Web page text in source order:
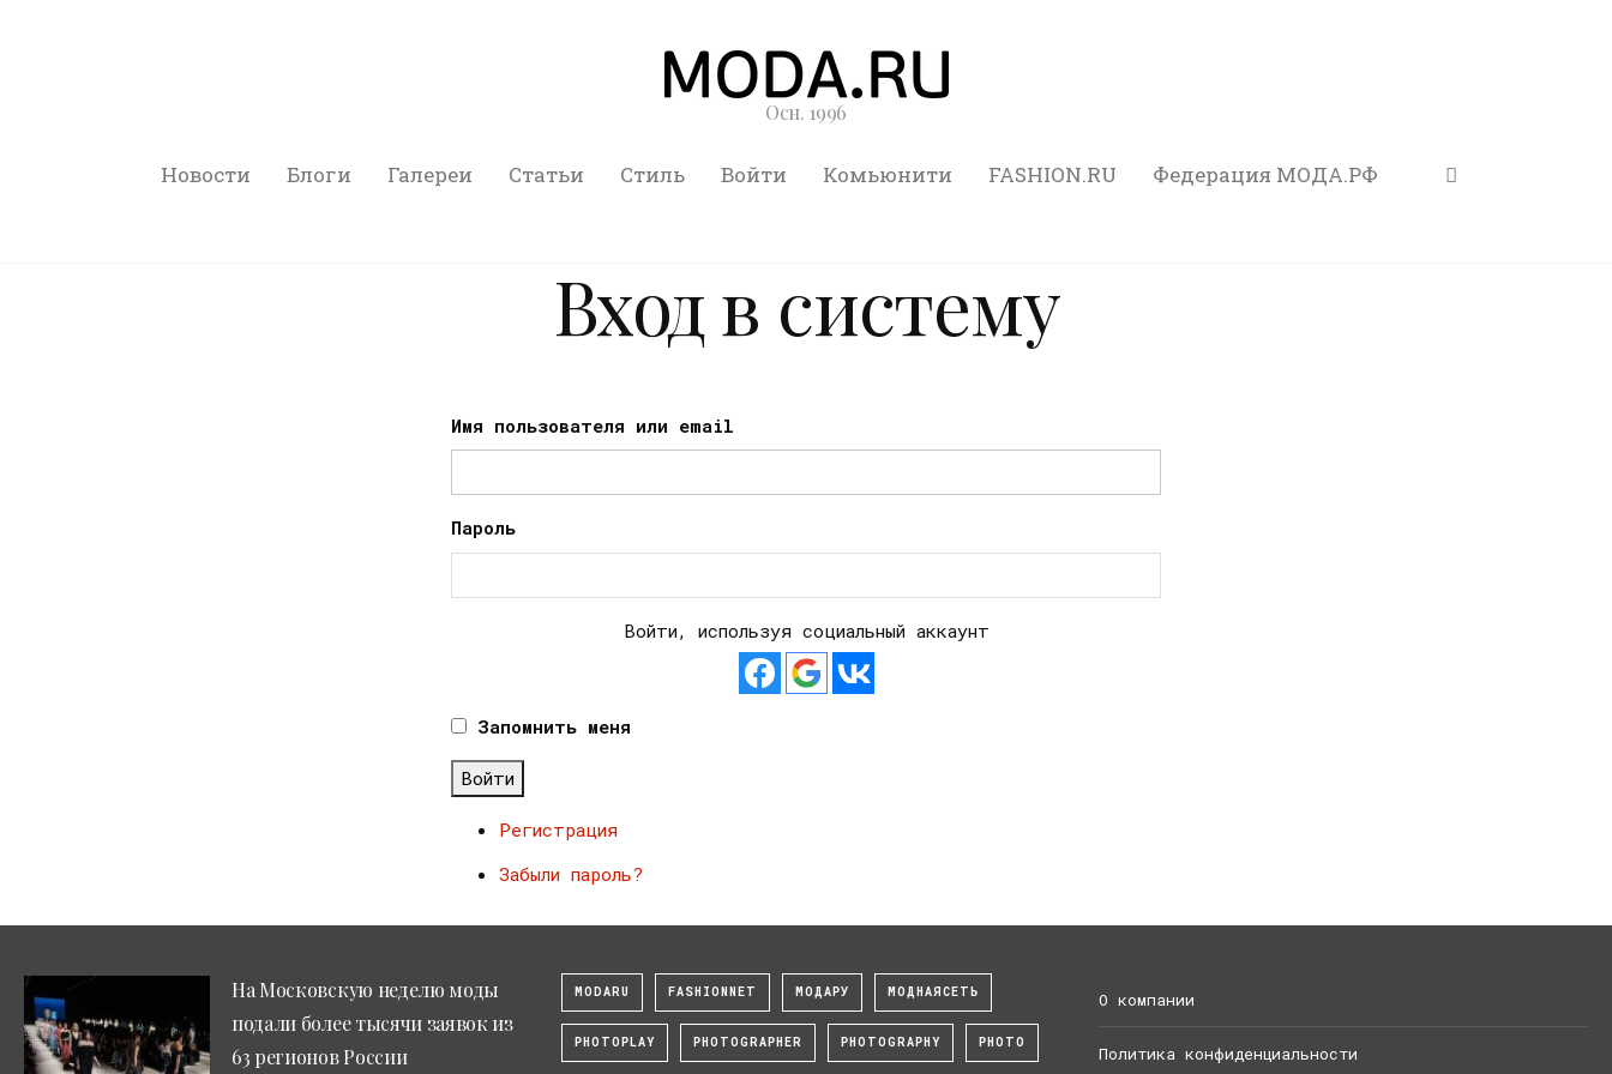
Осн. 1996
Новости Блоги Галереи Статьи Стиль Войти Комьюнити FASHION.RU Федерация МОДА.РФ
Вход в систему
Имя пользователя или email
Пароль
Войти, используя социальный аккаунт
Запомнить меня
Войти
Регистрация
Забыли пароль?
На Московскую неделю моды
подали более тысячи заявок из
63 регионов России
MODARU FASHIONNET МОДАРУ МОДНАЯСЕТЬ
PHOTOPLAY PHOTOGRAPHER PHOTOGRAPHY PHOTO
О компании
Политика конфиденциальности